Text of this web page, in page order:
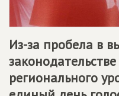
Из-за пробела в
регионального